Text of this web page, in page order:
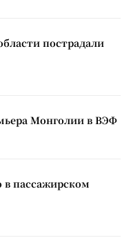
пострадали
Монголии в ВЭФ
в пассажирском